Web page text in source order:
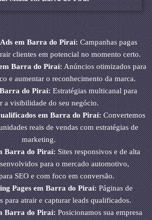
em Barra do Piraí:Campanhas pagas
clientes em potencial no momento certo.
Barra do Piraí:Anúncios otimizados para
e aumentar o reconhecimento da marca.
do Piraí:Estratégias multicanal para
a visibilidade do seu negócio.
em Barra do Piraí:Convertemos
reais de vendas com estratégias de
marketing.
Barra do Piraí:Sites responsivos e de alta
para o mercado automotivo,
SEO e com foco em conversão.
Pages em Barra do Piraí:Páginas de
para atrair e capturar leads qualificados.
Barra do Piraí:Posicionamos sua empresa